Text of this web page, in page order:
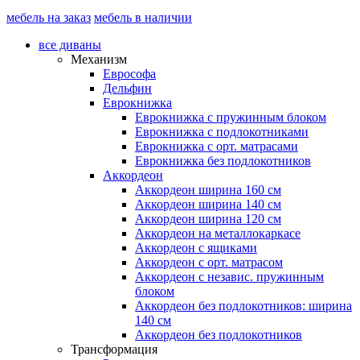
мебель на заказ мебель в наличии
все диваны
Механизм
Еврософа
Дельфин
Еврокнижка
Еврокнижка с пружинным блоком
Еврокнижка с подлокотниками
Еврокнижка с орт. матрасами
Еврокнижка без подлокотников
Аккордеон
Аккордеон ширина 160 см
Аккордеон ширина 140 см
Аккордеон ширина 120 см
Аккордеон на металлокаркасе
Аккордеон c ящиками
Аккордеон c орт. матрасом
Аккордеон c независ. пружинным
блоком
Аккордеон без подлокотников: ширина
140 см
Аккордеон без подлокотников
Трансформация